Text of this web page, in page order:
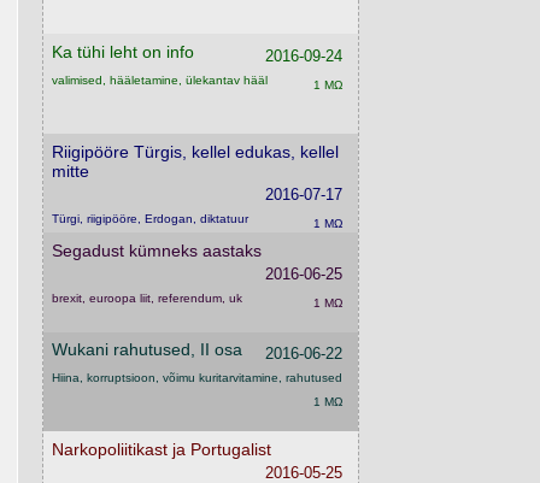
Ka tühi leht on info 2016-09-24
valimised, hääletamine, ülekantav hääl 1 MΩ
Riigipööre Türgis, kellel edukas, kellel
mitte
2016-07-17
Türgi, riigipööre, Erdogan, diktatuur 1 MΩ
Segadust kümneks aastaks
2016-06-25
brexit, euroopa liit, referendum, uk 1 MΩ
Wukani rahutused, II osa 2016-06-22
Hiina, korruptsioon, võimu kuritarvitamine, rahutused
1 MΩ
Narkopoliitikast ja Portugalist
2016-05-25